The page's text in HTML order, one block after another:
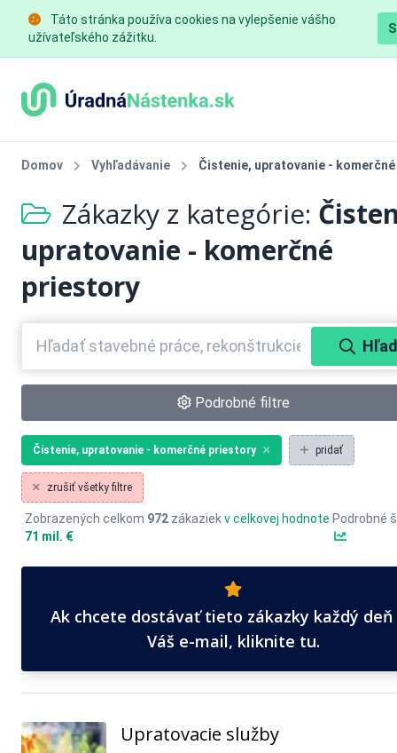
Táto stránka používa cookies na vylepšenie vášho
užívateľského zážitku.
Domov Vyhľadávanie Čistenie, upratovanie -
Zákazky z kategórie:
upratovanie - komerčné
priestory
Podrobné filtre
Čistenie, upratovanie - komerčné priestory pridať
zrušiť všetky filtre
Zobrazených celkom 972 zákaziekv celkovej hodnote
71 mil. €
Podrobné
Ak chcete dostávať tieto zákazky každý deň
Váš e-mail, kliknite tu.
Upratovacie služby